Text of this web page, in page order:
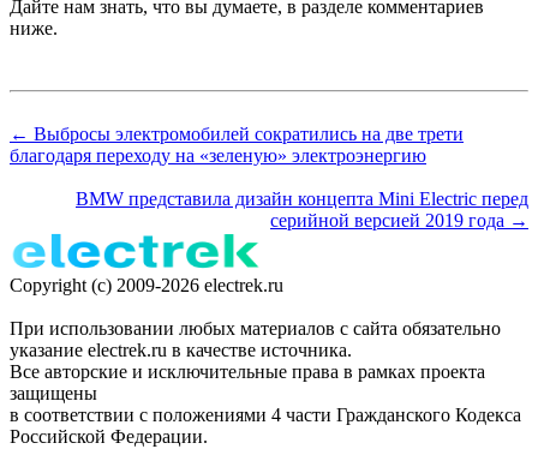
Дайте нам знать, что вы думаете, в разделе комментариев
ниже.
← Выбросы электромобилей сократились на две трети
благодаря переходу на «зеленую» электроэнергию
BMW представила дизайн концепта Mini Electric перед
серийной версией 2019 года →
Copyright (c) 2009-2026 electrek.ru
При использовании любых материалов с сайта обязательно
указание electrek.ru в качестве источника.
Все авторские и исключительные права в рамках проекта
защищены
в соответствии с положениями 4 части Гражданского Кодекса
Российской Федерации.